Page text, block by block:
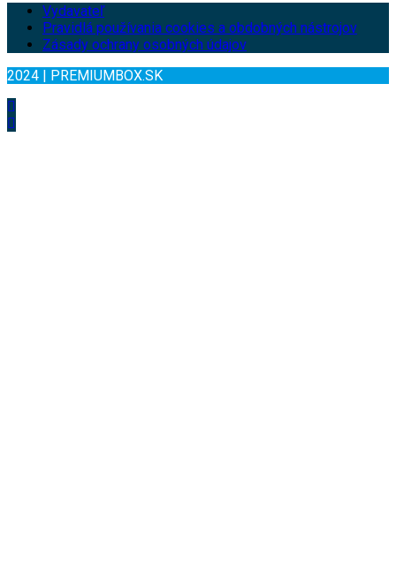
Vydavateľ
Pravidlá používania cookies a obdobných nástrojov
Zásady ochrany osobných údajov
2024 | PREMIUMBOX.SK